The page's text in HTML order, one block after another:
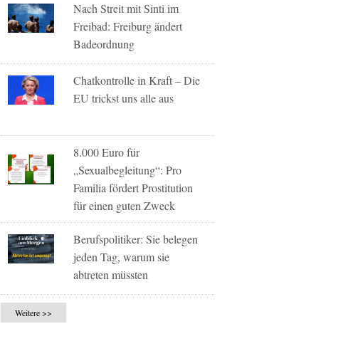
Nach Streit mit Sinti im
Freibad: Freiburg ändert
Badeordnung
Chatkontrolle in Kraft – Die
EU trickst uns alle aus
8.000 Euro für
„Sexualbegleitung“: Pro
Familia fördert Prostitution
für einen guten Zweck
Berufspolitiker: Sie belegen
jeden Tag, warum sie
abtreten müssten
Weitere >>